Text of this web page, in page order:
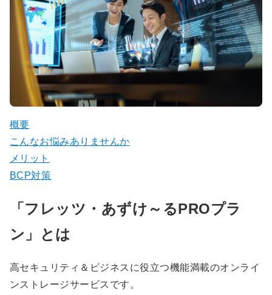
概要
こんなお悩みありませんか
メリット
BCP対策
「フレッツ・あずけ～るPROプラ
ン」とは
高セキュリティ＆ビジネスに役立つ機能満載のオンライ
ンストレージサービスです。